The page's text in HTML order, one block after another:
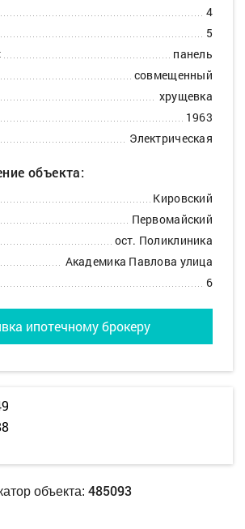
4
5
панель
совмещенный
хрущевка
1963
Электрическая
объекта:
Кировский
Первомайский
ост. Поликлиника
Академика Павлова улица
6
ипотечному брокеру
объекта: 485093